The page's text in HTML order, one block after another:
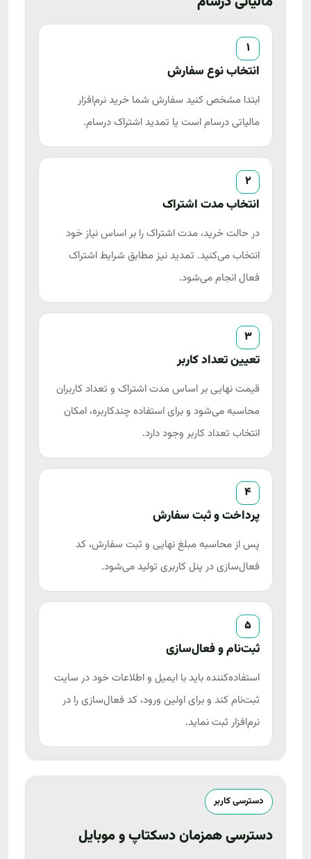
1
انتخاب نوع سفارش
ابتدا مشخص کنید سفارش شما خرید نرم‌افزار
مالیاتی درسام است یا تمدید اشتراک درسام.
2
انتخاب مدت اشتراک
در حالت خرید، مدت اشتراک را بر اساس نیاز خود
انتخاب می‌کنید. تمدید نیز مطابق شرایط اشتراک
فعال انجام می‌شود.
3
تعیین تعداد کاربر
قیمت نهایی بر اساس مدت اشتراک و تعداد کاربران
محاسبه می‌شود و برای استفاده چندکاربره، امکان
انتخاب تعداد کاربر وجود دارد.
4
پرداخت و ثبت سفارش
پس از محاسبه مبلغ نهایی و ثبت سفارش، کد
فعال‌سازی در پنل کاربری تولید می‌شود.
5
ثبت‌نام و فعال‌سازی
استفاده‌کننده باید با ایمیل و اطلاعات خود در سایت
ثبت‌نام کند و برای اولین ورود، کد فعال‌سازی را در
نرم‌افزار ثبت نماید.
دسترسی کاربر
دسترسی همزمان دسکتاپ و موبایل